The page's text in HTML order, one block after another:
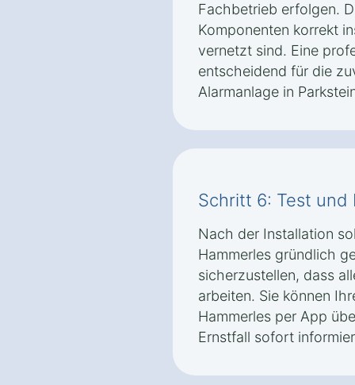
Fachbetrieb erfolgen.
Komponenten korrekt
vernetzt sind. Eine
entscheidend für die
Alarmanlage in
Schritt 6: Test
Nach der Installation
Hammerles gründlich
sicherzustellen, dass
arbeiten. Sie können
Hammerles per App
Ernstfall sofort